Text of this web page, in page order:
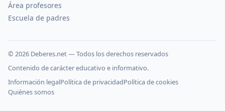
Área profesores
Escuela de padres
© 2026 Deberes.net — Todos los derechos reservados
Contenido de carácter educativo e informativo.
Información legalPolítica de privacidadPolítica de cookies
Quiénes somos